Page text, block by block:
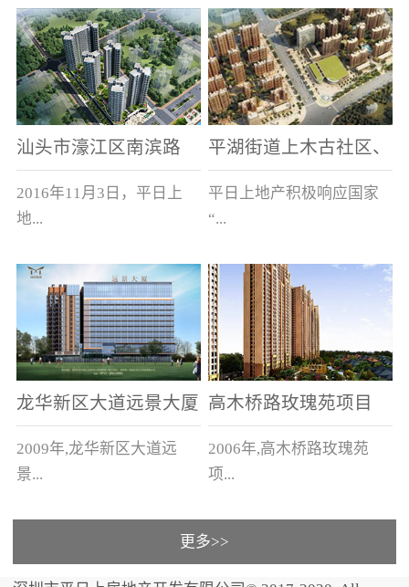
建筑面积5万多平方米。
汕头市濠江区南滨路
2016年11月3日，平日上
地...
产以4.328亿元，在与保
利、中海、恒大、碧桂
园、龙光等品牌开发商的
竞争中，竞得汕头市濠江...
平湖街道上木古社区、
新木新村、新木老村
平日上地产积极响应国家
“...
旧村改造”号召，与上木古
社区、新木新村的有关单
位签订了城市更新合作意
向书，将进行总占地面积
约为1...
龙华新区大道远景大厦
及远景家园
2009年,龙华新区大道远
景...
大厦及远景家园3栋住宅1
栋商务大厦，建筑面积5万
高木桥路玫瑰苑项目
2006年,高木桥路玫瑰苑
项...
目 83栋别墅，建筑面积
更多>>